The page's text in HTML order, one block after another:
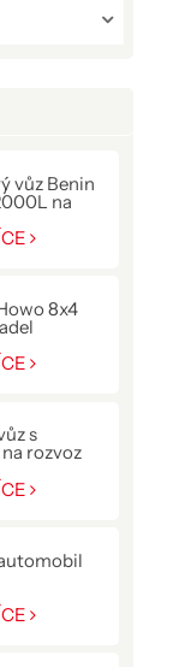
vůz Benin
na
8x4
s
rozvoz
T